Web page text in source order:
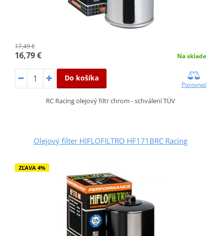
17,49 €
16,79 € Na sklade
Do košíka
Porovnať
RC Racing olejový filtr chrom - schválení TÜV
Olejový filter HIFLOFILTRO HF171BRC Racing
ZĽAVA 4%